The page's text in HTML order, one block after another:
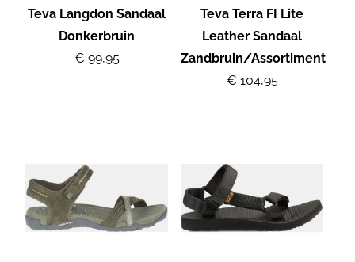
Teva Langdon Sandaal
Donkerbruin
€ 99,95
Teva Terra FI Lite
Leather Sandaal
Zandbruin/Assortiment
€ 104,95